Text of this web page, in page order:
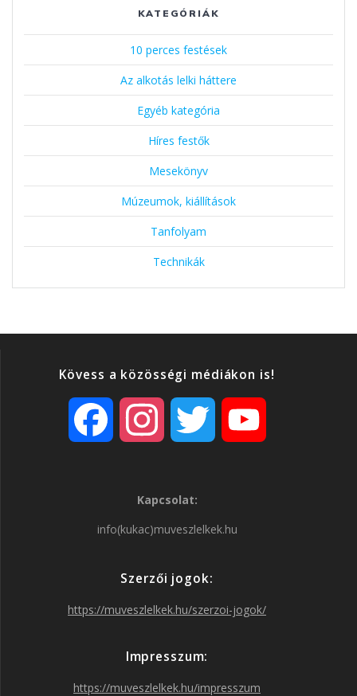
KATEGÓRIÁK
10 perces festések
Az alkotás lelki háttere
Egyéb kategória
Híres festők
Mesekönyv
Múzeumok, kiállítások
Tanfolyam
Technikák
Kövess a közösségi médiákon is!
o
s
r r
Kapcsolat:
info(kukac)muveszlelkek.hu
Szerzői jogok:
https://muveszlelkek.hu/szerzoi-jogok/
Impresszum:
https://muveszlelkek.hu/impresszum